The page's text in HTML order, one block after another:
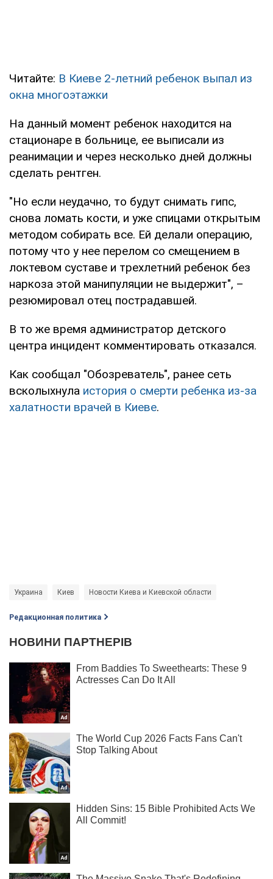
Читайте: В Киеве 2-летний ребенок выпал из
окна многоэтажки
На данный момент ребенок находится на
стационаре в больнице, ее выписали из
реанимации и через несколько дней должны
сделать рентген.
"Но если неудачно, то будут снимать гипс,
снова ломать кости, и уже спицами открытым
методом собирать все. Ей делали операцию,
потому что у нее перелом со смещением в
локтевом суставе и трехлетний ребенок без
наркоза этой манипуляции не выдержит", –
резюмировал отец пострадавшей.
В то же время администратор детского
центра инцидент комментировать отказался.
Как сообщал "Обозреватель", ранее сеть
всколыхнула история о смерти ребенка из-за
халатности врачей в Киеве.
Украина Киев Новости Киева и Киевской области
Редакционная политика